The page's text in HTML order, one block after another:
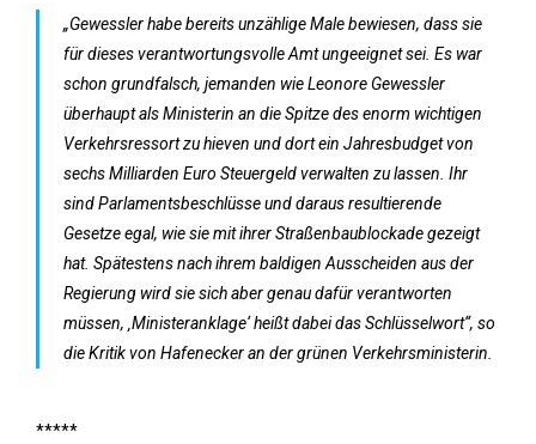
„Gewessler habe bereits unzählige Male bewiesen, dass sie
für dieses verantwortungsvolle Amt ungeeignet sei. Es war
schon grundfalsch, jemanden wie Leonore Gewessler
überhaupt als Ministerin an die Spitze des enorm wichtigen
Verkehrsressort zu hieven und dort ein Jahresbudget von
sechs Milliarden Euro Steuergeld verwalten zu lassen. Ihr
sind Parlamentsbeschlüsse und daraus resultierende
Gesetze egal, wie sie mit ihrer Straßenbaublockade gezeigt
hat. Spätestens nach ihrem baldigen Ausscheiden aus der
Regierung wird sie sich aber genau dafür verantworten
müssen, ‚Ministeranklage‘ heißt dabei das Schlüsselwort“, so
die Kritik von Hafenecker an der grünen Verkehrsministerin.
*****